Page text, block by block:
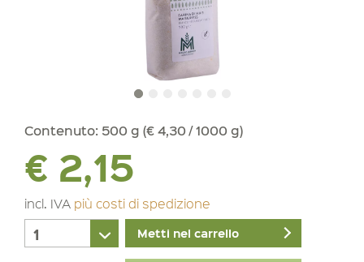
Contenuto: 500 g (€ 4,30 / 1000 g)
€ 2,15
incl. IVA più costi di spedizione
Metti nel carrello